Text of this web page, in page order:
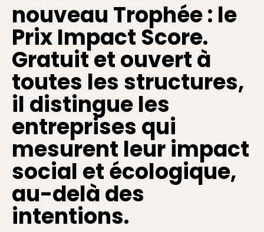
nouveau Trophée : le
Prix Impact Score.
Gratuit et ouvert à
toutes les structures,
il distingue les
entreprises qui
mesurent leur impact
social et écologique,
au-delà des
intentions.